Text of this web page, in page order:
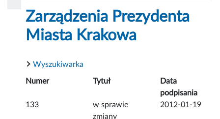
Zarządzenia Prezydenta
Miasta Krakowa
Wyszukiwarka
Numer Tytuł
Data
podpisania
133
w sprawie
zmiany
2012-01-19